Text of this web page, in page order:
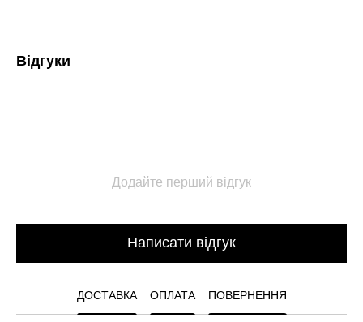
Відгуки
Додайте перший відгук
Написати відгук
ДОСТАВКА ОПЛАТА ПОВЕРНЕННЯ